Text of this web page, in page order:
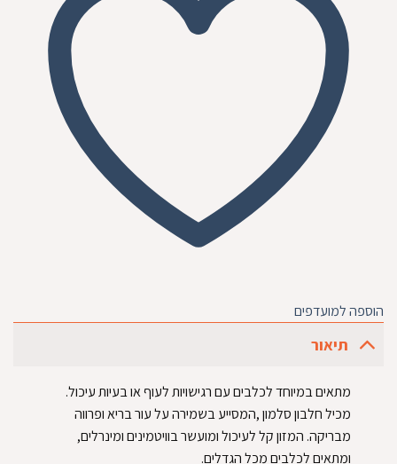
הוספה למועדפים
תיאור
מתאים במיוחד לכלבים עם רגישויות לעוף או בעיות עיכול.
מכיל חלבון סלמון ,המסייע בשמירה על עור בריא ופרווה
מבריקה. המזון קל לעיכול ומועשר בוויטמינים ומינרלים,
ומתאים לכלבים מכל הגדלים.